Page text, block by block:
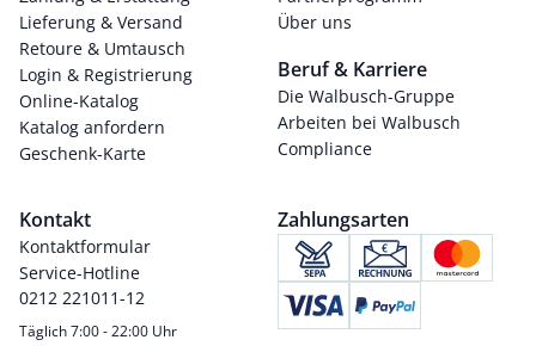
Lieferung & Versand
Retoure & Umtausch
Login & Registrierung
Online-Katalog
Katalog anfordern
Geschenk-Karte
Über uns
Beruf & Karriere
Die Walbusch-Gruppe
Arbeiten bei Walbusch
Compliance
Kontakt
Kontaktformular
Service-Hotline
0212 221011-12
Täglich 7:00 - 22:00 Uhr
Zahlungsarten